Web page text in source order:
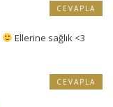
Ellerine sağlık <3
CEVAPLA
CEVAPLA